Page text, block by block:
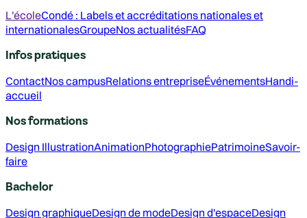
L'écoleCondé : Labels et accréditations nationales et
internationalesGroupeNos actualitésFAQ
Infos pratiques
ContactNos campusRelations entrepriseÉvénementsHandi-
accueil
Nos formations
Design IllustrationAnimationPhotographiePatrimoineSavoir-
faire
Bachelor
Design graphiqueDesign de modeDesign d'espaceDesign